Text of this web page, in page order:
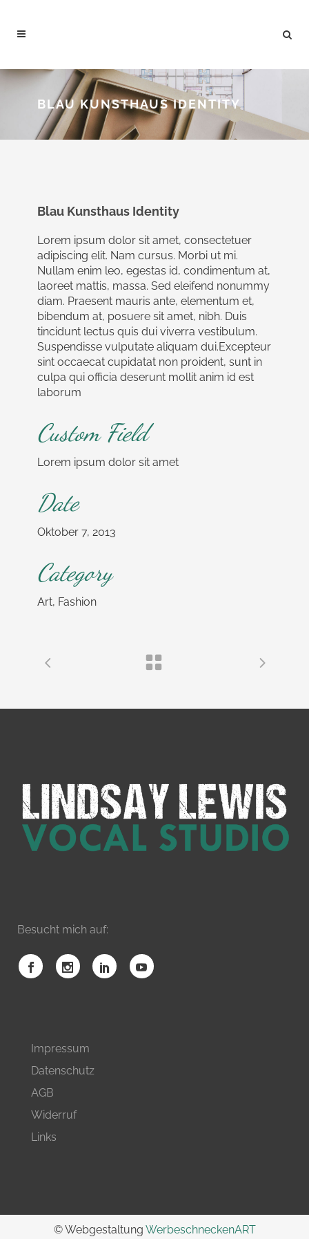
BLAU KUNSTHAUS IDENTITY
Blau Kunsthaus Identity
Lorem ipsum dolor sit amet, consectetuer
adipiscing elit. Nam cursus. Morbi ut mi.
Nullam enim leo, egestas id, condimentum at,
laoreet mattis, massa. Sed eleifend nonummy
diam. Praesent mauris ante, elementum et,
bibendum at, posuere sit amet, nibh. Duis
tincidunt lectus quis dui viverra vestibulum.
Suspendisse vulputate aliquam dui.Excepteur
sint occaecat cupidatat non proident, sunt in
culpa qui officia deserunt mollit anim id est
laborum
Custom Field
Lorem ipsum dolor sit amet
Date
Oktober 7, 2013
Category
Art, Fashion
Besucht mich auf:
Impressum
Datenschutz
AGB
Widerruf
Links
© Webgestaltung WerbeschneckenART